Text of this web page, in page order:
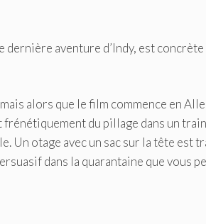
dernière aventure d’Indy, est
alors que le film commence en
du pillage dans un
Un otage avec un sac sur la tête est
dans la quarantaine que vous